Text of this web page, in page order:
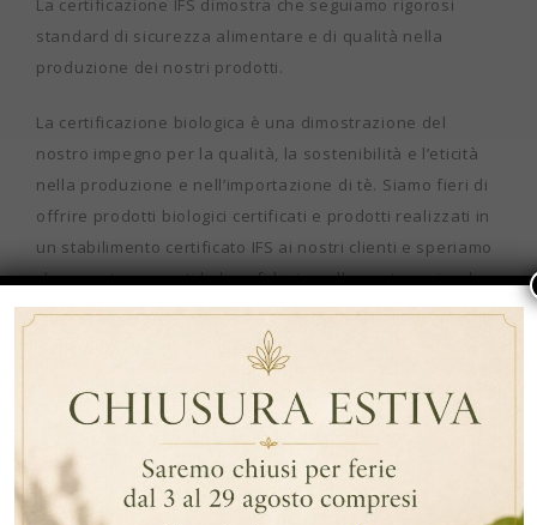
La certificazione IFS dimostra che seguiamo rigorosi
standard di sicurezza alimentare e di qualità nella
produzione dei nostri prodotti.
La certificazione biologica è una dimostrazione del
nostro impegno per la qualità, la sostenibilità e l’eticità
nella produzione e nell’importazione di tè. Siamo fieri di
offrire prodotti biologici certificati e prodotti realizzati in
un stabilimento certificato IFS ai nostri clienti e speriamo
che questo aumenti la loro fiducia nella nostra azienda e
nei nostri prodotti.